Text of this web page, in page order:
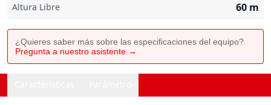
Altura Libre 60 m
¿Quieres saber más sobre las especificaciones del equipo?
Pregunta a nuestro asistente →